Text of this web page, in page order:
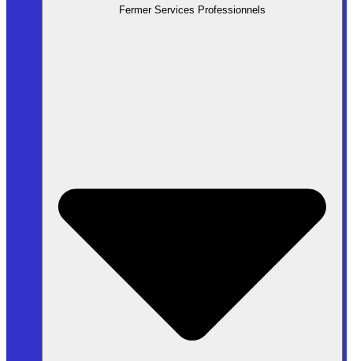
Fermer Services Professionnels